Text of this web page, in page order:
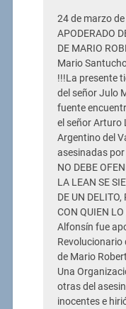
24 de marzo
APODERADO
DE MARIO
Mario
!!!La presente
del señor Julo
fuente
el señor Arturo
Argentino del
asesinadas por
NO DEBE
LA LEAN SE
DE UN
CON QUIEN
Alfonsín fue
Revolucionario
de Mario
Una
otras del
inocentes e